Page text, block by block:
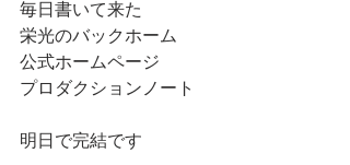
毎日書いて来た
栄光のバックホーム
公式ホームページ
プロダクションノート
明日で完結です